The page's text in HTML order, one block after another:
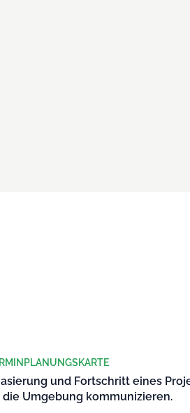
und Fortschritt eines
die Umgebung kommunizieren.